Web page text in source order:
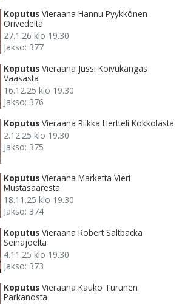
Koputus Vieraana Hannu Pyykkönen
Orivedeltä
27.1.26 klo 19.30
Jakso: 377
Koputus Vieraana Jussi Koivukangas
Vaasasta
16.12.25 klo 19.30
Jakso: 376
Koputus Vieraana Riikka Hertteli Kokkolasta
2.12.25 klo 19.30
Jakso: 375
Koputus Vieraana Marketta Vieri
Mustasaaresta
18.11.25 klo 19.30
Jakso: 374
Koputus Vieraana Robert Saltbacka
Seinäjoelta
4.11.25 klo 19.30
Jakso: 373
Koputus Vieraana Kauko Turunen
Parkanosta